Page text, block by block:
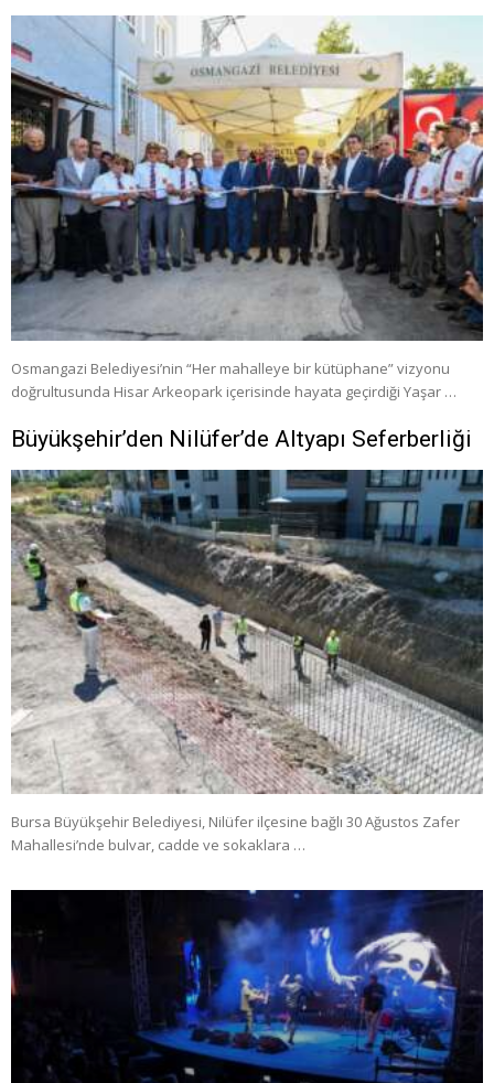
Osmangazi Belediyesi’nin “Her mahalleye bir kütüphane” vizyonu
doğrultusunda Hisar Arkeopark içerisinde hayata geçirdiği Yaşar …
Büyükşehir’den Nilüfer’de Altyapı Seferberliği
Bursa Büyükşehir Belediyesi, Nilüfer ilçesine bağlı 30 Ağustos Zafer
Mahallesi’nde bulvar, cadde ve sokaklara …